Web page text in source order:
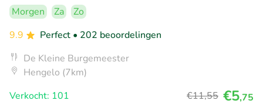
Morgen Za
Zo
9.9
Perfect • 202 beoordelingen
De Kleine Burgemeester
Hengelo (7km)
Verkocht: 101
€11,55 €5,75